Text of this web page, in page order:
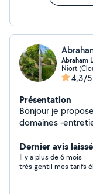
Abraham L
Niort
4,3/5
Présentation
Bonjour je
domaines -entretiens du bâtiment intérieur et extérieur
taillage de haie
petite réparation
Dernier avis
Il y a plus de 6 mois
très gentil mes tarifs